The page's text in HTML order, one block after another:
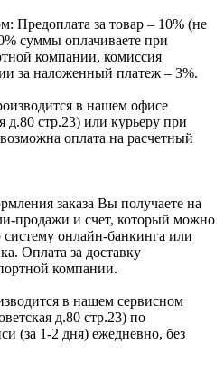
Предоплата за товар – 10% (не
суммы оплачиваете при
компании, комиссия
за наложенный платеж – 3%.
в нашем офисе
д.80 стр.23) или курьеру при
оплата на расчетный
заказа Вы получаете на
продажи и счет, который можно
онлайн-банкинга или
Оплата за доставку
компании.
в нашем сервисном
д.80 стр.23) по
(за 1-2 дня) ежедневно, без